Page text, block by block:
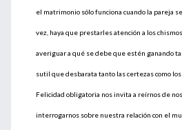
el matrimonio sólo funciona cuando la pareja
vez, haya que prestarles atención a los
averiguar a qué se debe que estén ganando
sutil que desbarata tanto las certezas como
Felicidad obligatoria nos invita a reírnos de
interrogarnos sobre nuestra relación con el